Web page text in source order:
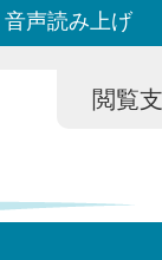
音声読み上げ
閲覧